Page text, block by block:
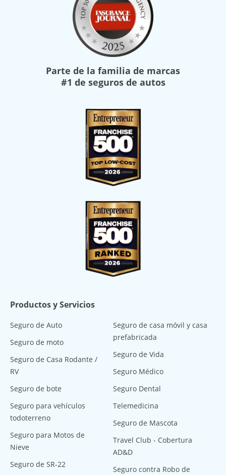
Parte de la familia de marcas
#1 de seguros de autos
Productos y Servicios
Seguro de Auto
Seguro de moto
Seguro de Casa Rodante /
RV
Seguro de bote
Seguro para vehículos
todoterreno
Seguro para Motos de
Nieve
Seguro de SR-22
Seguro de casa móvil y casa
prefabricada
Seguro de Vida
Seguro Médico
Seguro Dental
Telemedicina
Seguro de Mascota
Travel Club - Cobertura
AD&D
Seguro contra Robo de